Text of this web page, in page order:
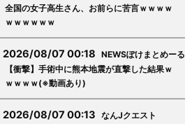
全国の女子高生さん、お前らに苦言ｗｗｗｗ
ｗｗｗｗｗｗ
2026/08/07 00:18NEWSぽけまとめーる
【衝撃】手術中に熊本地震が直撃した結果ｗ
ｗｗｗｗ(※動画あり)
2026/08/07 00:13なんJクエスト